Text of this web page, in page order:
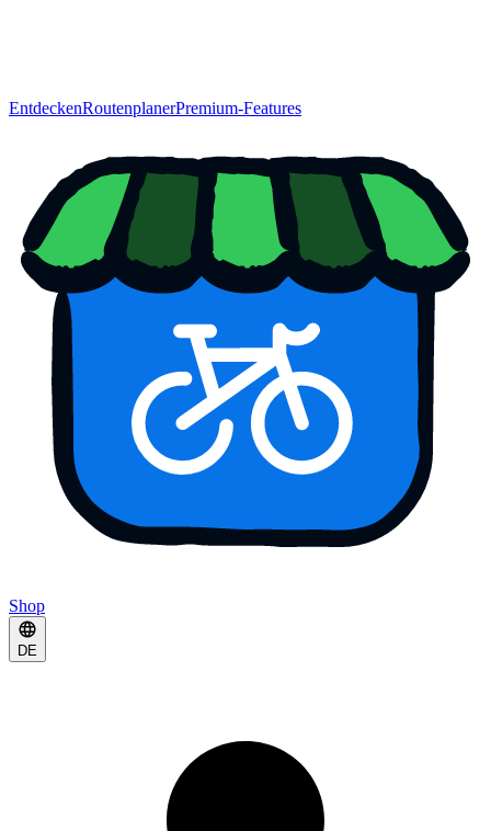
EntdeckenRoutenplanerPremium-Features
Shop
DE